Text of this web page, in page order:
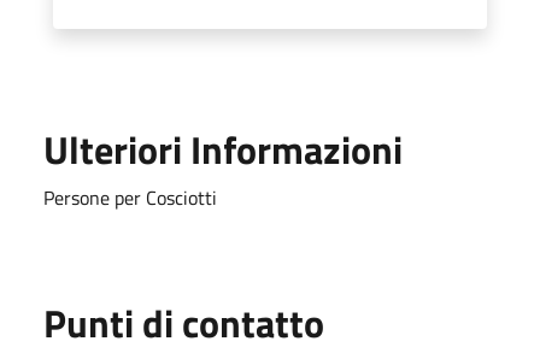
Ulteriori Informazioni
Persone per Cosciotti
Punti di contatto